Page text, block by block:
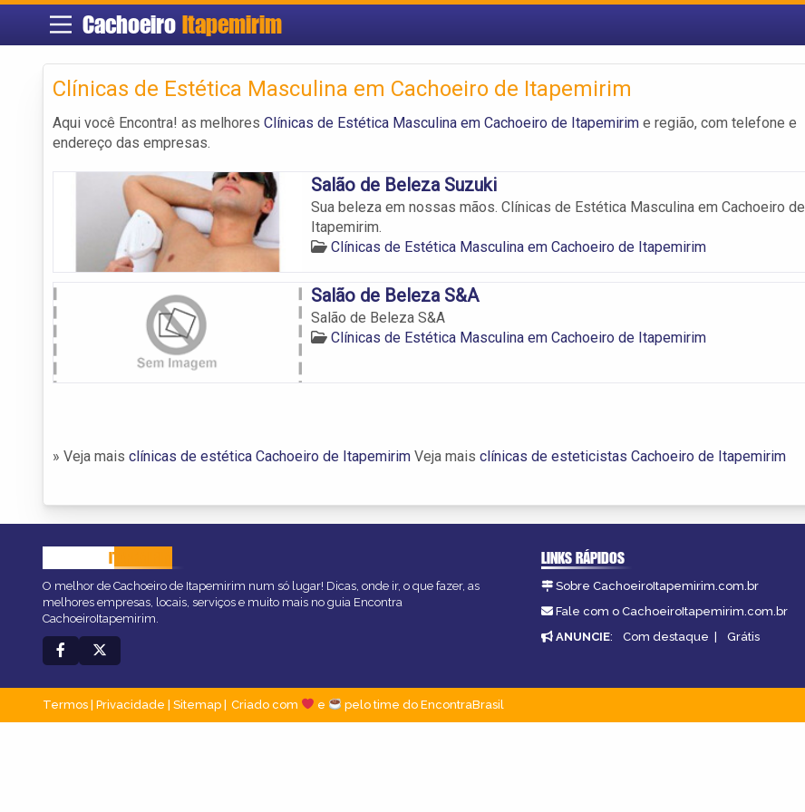
Cachoeiro Itapemirim
Clínicas de Estética Masculina em Cachoeiro de Itapemirim
Aqui você Encontra! as melhores Clínicas de Estética Masculina em Cachoeiro de Itapemirim e região, com telefone e
endereço das empresas.
Salão de Beleza Suzuki
Sua beleza em nossas mãos. Clínicas de Estética Masculina em Cachoeiro de
Itapemirim.
Clínicas de Estética Masculina em Cachoeiro de Itapemirim
Salão de Beleza S&A
Salão de Beleza S&A
Clínicas de Estética Masculina em Cachoeiro de Itapemirim
» Veja mais clínicas de estética Cachoeiro de Itapemirim Veja mais clínicas de esteticistas Cachoeiro de Itapemirim
ITAPEMIRIM
O melhor de Cachoeiro de Itapemirim num só lugar! Dicas, onde ir, o que fazer, as
melhores empresas, locais, serviços e muito mais no guia Encontra
CachoeiroItapemirim.
LINKS RÁPIDOS
Sobre CachoeiroItapemirim.com.br
Fale com o CachoeiroItapemirim.com.br
ANUNCIE: Com destaque | Grátis
Termos | Privacidade | Sitemap Criado com e pelo time do EncontraBrasil